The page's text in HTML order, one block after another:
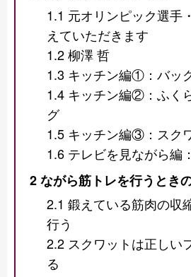
1.1 元オリンピック選手
えていただきます
1.2柳澤 哲
1.3 キッチン編①：バッ
1.4 キッチン編②：ふく
グ
1.5 キッチン編③：スク
1.6 テレビを見ながら編
2ながら筋トレを行うとき
2.1 鍛えている筋肉の収
行う
2.2 スクワットは正しい
る